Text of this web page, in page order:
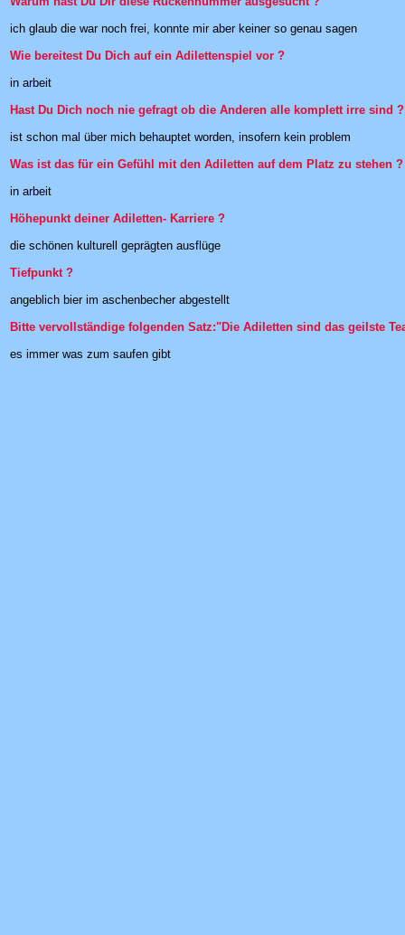
ich glaub die war noch frei, konnte mir aber keiner so genau sagen
Wie bereitest Du Dich auf ein Adilettenspiel vor ?
in arbeit
Hast Du Dich noch nie gefragt ob die Anderen alle komplett irre sind ?
ist schon mal über mich behauptet worden, insofern kein problem
Was ist das für ein Gefühl mit den Adiletten auf dem Platz zu stehen ?
in arbeit
Höhepunkt deiner Adiletten- Karriere ?
die schönen kulturell geprägten ausflüge
Tiefpunkt ?
angeblich bier im aschenbecher abgestellt
Bitte vervollständige folgenden Satz:"Die Adiletten sind das geilste
es immer was zum saufen gibt